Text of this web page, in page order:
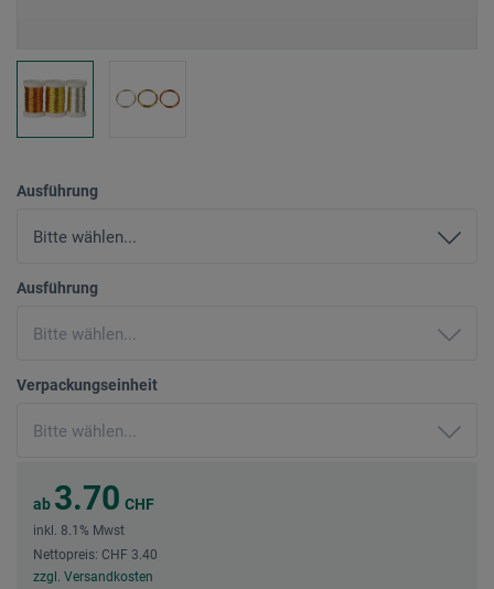
Ausführung
Ausführung
Verpackungseinheit
ab 3.70 CHF
inkl. 8.1% Mwst
Nettopreis: CHF 3.40
zzgl. Versandkosten